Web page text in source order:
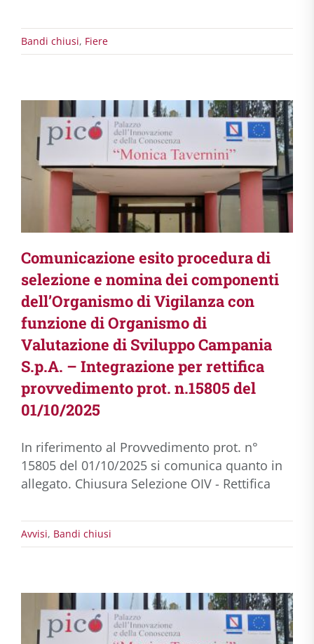
Bandi chiusi, Fiere
Comunicazione esito procedura di
selezione e nomina dei componenti
dell’Organismo di Vigilanza con
funzione di Organismo di
Valutazione di Sviluppo Campania
S.p.A. – Integrazione per rettifica
provvedimento prot. n.15805 del
01/10/2025
In riferimento al Provvedimento prot. n°
15805 del 01/10/2025 si comunica quanto in
allegato. Chiusura Selezione OIV - Rettifica
Avvisi, Bandi chiusi